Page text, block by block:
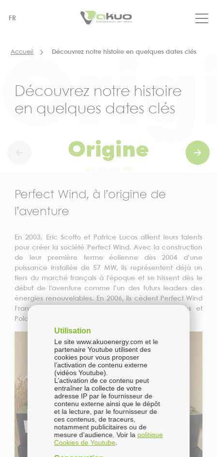
FR
Accueil Découvrez notre histoire en quelques dates clés
Découvrez notre histoire
en quelques dates clés
Origine
2008
2011
2013
2014
2015
2016
2017
2018
2019
Perfect Wind, à l’origine de
l’aventure
En 2003, Eric Scotto et Patrice Lucas allient leurs talents
pour créer la société Perfect Wind. Avec la construction
de leur première ferme éolienne dès 2004 d’une
puissance installée de 57 MW, ils représentent déjà un
tiers du marché français à l’époque et se hissent dès le
début de l’aventure comme l’un des futurs leaders des
énergies renouvelables. En 2006, ils cèdent Perfect Wind
France à Iberdrola et gardent les filiales Turques et
Polonaises.
Utilisation
Le site www.akuoenergy.com et le
partenaire Youtube utilisent des
cookies pour vous proposer
l’activation de contenu externe
(vidéos Youtube).
L’activation de ce contenu peut
entraîner la collecte de votre
adresse IP par le fournisseur de
contenu externe ainsi que le dépôt
et la lecture, par le fournisseur de
ces contenus, de traceurs,
notamment publicitaires ou de
mesure d’audience. Voir la politique
Cookies de Youtube